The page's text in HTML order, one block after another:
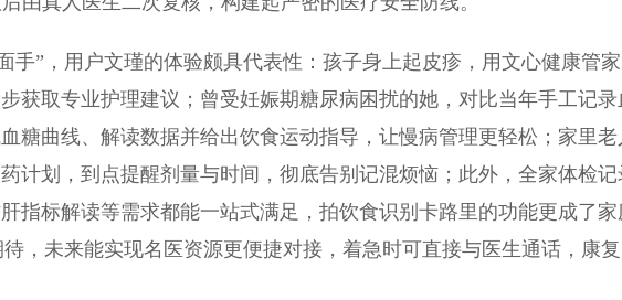
手”，用户文瑾的体验颇具代表性：孩子身上起皮疹，用文心健康管家
获取专业护理建议；曾受妊娠期糖尿病困扰的她，对比当年手工记录
糖曲线、解读数据并给出饮食运动指导，让慢病管理更轻松；家里老
计划，到点提醒剂量与时间，彻底告别记混烦恼；此外，全家体检记
指标解读等需求都能一站式满足，拍饮食识别卡路里的功能更成了家
，未来能实现名医资源更便捷对接，着急时可直接与医生通话，康复